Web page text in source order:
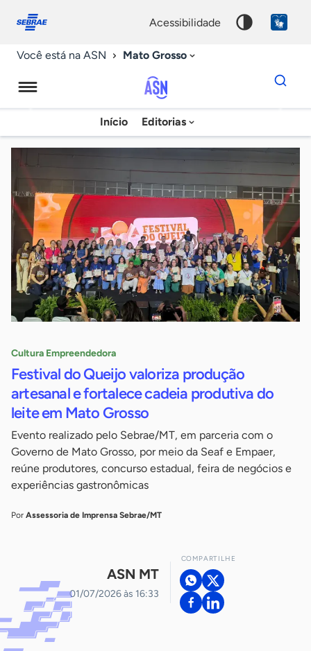
conosco
acessibilidade
Você está na ASN Mato Grosso
Agência
Sebrae
de
Notícias
Início Editorias
Dados
para
chave
Cultura Empreendedora
Festival do Queijo valoriza produção
artesanal e fortalece cadeia produtiva do
leite em Mato Grosso
Evento realizado pelo Sebrae/MT, em parceria com o
Governo de Mato Grosso, por meio da Seaf e Empaer,
reúne produtores, concurso estadual, feira de negócios e
experiências gastronômicas
Por Assessoria de Imprensa Sebrae/MT
ASN MT
01/07/2026 às 16:33
COMPARTILHE